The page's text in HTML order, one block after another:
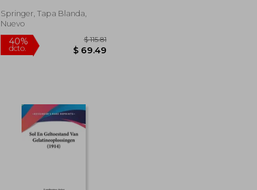
Springer, Tapa Blanda,
Nuevo